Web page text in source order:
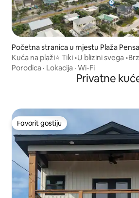
Početna stranica u mjestu Plaža
Kuća na plaži⭐️ Tiki •U blizini svega
pogledom• Bračni krevet•Potpuno
Porodica · Lokacija · Wi-Fi
Privatne
Favorit gostiju
Favorit gostiju